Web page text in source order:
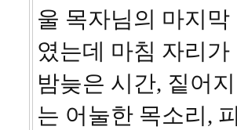
울 목자님의 마지
였는데 마침 자리
밤늦은 시간, 짙어
는 어눌한 목소리,